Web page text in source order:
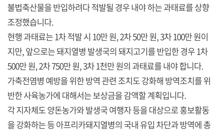
불법축산물을 반입하려다 적발될 경우 내야 하는 과태료를 상향
조정했습니다.
현행 과태료는 1차 적발 시 10만 원, 2차 50만 원, 3차 100만 원이
지만, 앞으로는 돼지열병 발생국의 돼지고기를 반입한 경우 1차
500만 원, 2차 750만 원, 3차 1천만 원의 과태료를 내야 합니다.
가축전염병 예방을 위한 방역 관련 조치도 강화해 방역조치를 위
반한 사육농가에 대해서는 보상금을 감액할 계획입니다.
각 지자체도 양돈농가와 발생국 여행자 등을 대상으로 홍보활동
을 강화하는 등 아프리카돼지열병의 국내 유입 차단과 방역에 총